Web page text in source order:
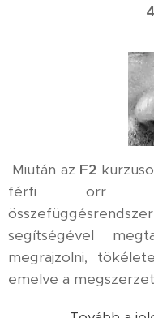
Miután az F2
férfi orr
segítségével
megrajzolni,
emelve a